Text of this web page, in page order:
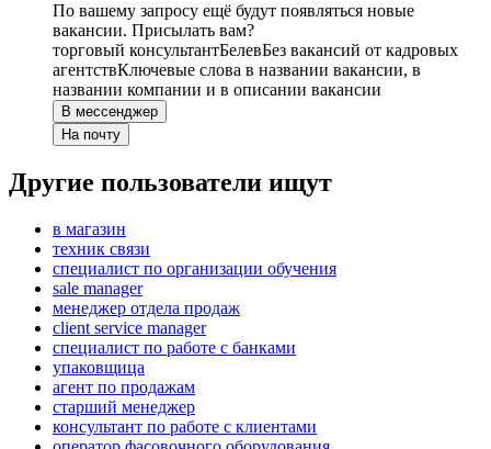
По вашему запросу ещё будут появляться новые
вакансии. Присылать вам?
торговый консультантБелевБез вакансий от кадровых
агентствКлючевые слова в названии вакансии, в
названии компании и в описании вакансии
В мессенджер
На почту
Другие пользователи ищут
в магазин
техник связи
специалист по организации обучения
sale manager
менеджер отдела продаж
client service manager
специалист по работе с банками
упаковщица
агент по продажам
старший менеджер
консультант по работе с клиентами